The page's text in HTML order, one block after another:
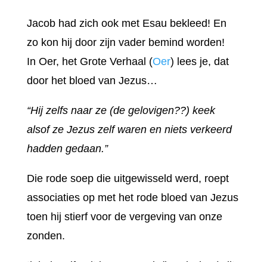
Jacob had zich ook met Esau bekleed! En
zo kon hij door zijn vader bemind worden!
In Oer, het Grote Verhaal (Oer) lees je, dat
door het bloed van Jezus…
“Hij zelfs naar ze (de gelovigen??) keek
alsof ze Jezus zelf waren en niets verkeerd
hadden gedaan.”
Die rode soep die uitgewisseld werd, roept
associaties op met het rode bloed van Jezus
toen hij stierf voor de vergeving van onze
zonden.